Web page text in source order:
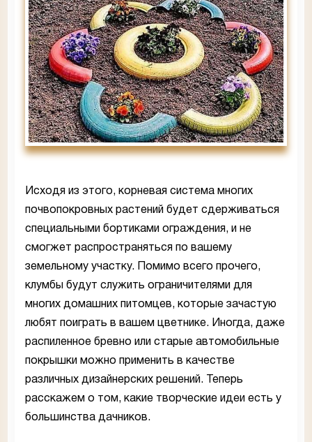
Исходя из этого, корневая система многих
почвопокровных растений будет сдерживаться
специальными бортиками ограждения, и не
смогжет распространяться по вашему
земельному участку. Помимо всего прочего,
клумбы будут служить ограничителями для
многих домашних питомцев, которые зачастую
любят поиграть в вашем цветнике. Иногда, даже
распиленное бревно или старые автомобильные
покрышки можно применить в качестве
различных дизайнерских решений. Теперь
расскажем о том, какие творческие идеи есть у
большинства дачников.